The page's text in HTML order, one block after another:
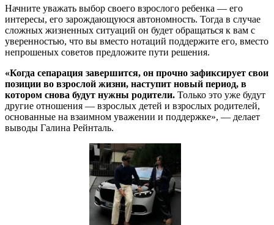
Начните уважать выбор своего взрослого ребенка — его
интересы, его зарождающуюся автономность. Тогда в случае
сложных жизненных ситуаций он будет обращаться к вам с
уверенностью, что вы вместо нотаций поддержите его, вместо
непрошеных советов предложите пути решения.
«Когда сепарация завершится, он прочно зафиксирует свои
позиции во взрослой жизни, наступит новый период, в
котором снова будут нужны родители. Только это уже будут
другие отношения — взрослых детей и взрослых родителей,
основанные на взаимном уважении и поддержке», — делает
выводы Галина Рейнталь.